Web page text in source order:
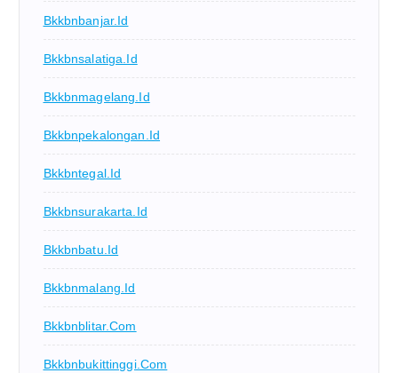
Bkkbnbanjar.id
Bkkbnsalatiga.id
Bkkbnmagelang.id
Bkkbnpekalongan.id
Bkkbntegal.id
Bkkbnsurakarta.id
Bkkbnbatu.id
Bkkbnmalang.id
Bkkbnblitar.com
Bkkbnbukittinggi.com